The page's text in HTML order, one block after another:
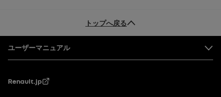
トップへ戻る
フッター
ユーザーマニュアル
Renault.jp